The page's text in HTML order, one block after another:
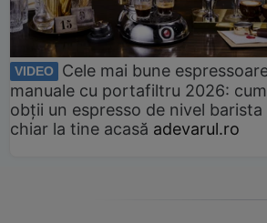
VIDEO
Cele mai bune
manuale cu portafiltru 2026: cum
obții un espresso de nivel barista
chiar la tine acasă adevarul.ro